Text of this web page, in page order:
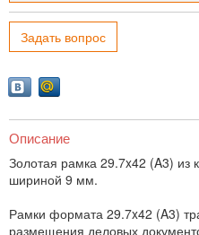
Задать вопрос
Описание
Золотая рамка 29.7x42 (A3) из
шириной 9 мм.
Рамки формата 29.7x42 (A3)
размещения деловых